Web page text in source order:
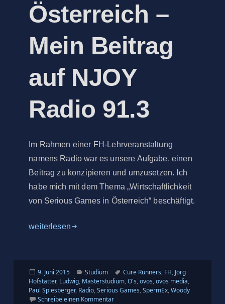
Österreich –
Mein Beitrag
auf NJOY
Radio 91.3
Im Rahmen einer FH-Lehrveranstaltung
namens Radio war es unsere Aufgabe, einen
Beitrag zu konzipieren und umzusetzen. Ich
habe mich mit dem Thema „Wirtschaftlichkeit
von Serious Games in Österreich“ beschäftigt.
Die Wirtschaftlichkeit von Serious Games in
weiterlesen
Veröffentlicht
am
9. Juni 2015 Kategorien
Studium Schlagwörter
Cure Runners, FH, Jörg
Hofstätter, Ludwig, Masterstudium,O's,ovos,ovos media,
Paul Spiesberger, Radio,Serious Games,SpermEx,Woody
Schreibe einen Kommentarzu Die Wirtschaftlichkeit von Serious